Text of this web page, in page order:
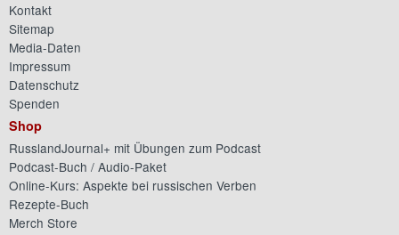
Kontakt
Sitemap
Media-Daten
Impressum
Datenschutz
Spenden
Shop
RusslandJournal+ mit Übungen zum Podcast
Podcast-Buch / Audio-Paket
Online-Kurs: Aspekte bei russischen Verben
Rezepte-Buch
Merch Store